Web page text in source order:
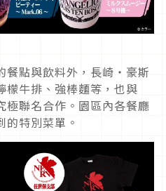
餐點與飲料外，長崎・豪斯
檬牛排、強棒麵等，也與
極聯名合作。園區內各餐廳
的特別菜單。